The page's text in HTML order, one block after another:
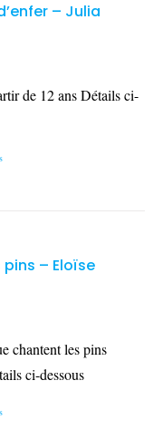
– Julia
de 12 ans Détails ci-
– Eloïse
chantent les pins
ci-dessous